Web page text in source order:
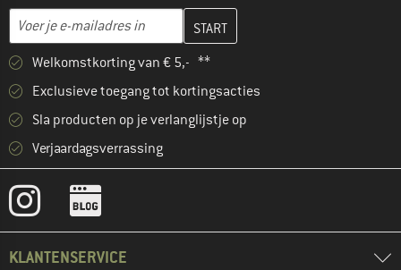
E-mailadres
Vul je e-mailadres hier in en maak in de volgende stap je
Welkomstkorting van € 5,- **
Exclusieve toegang tot kortingsacties
Sla producten op je verlanglijstje op
Verjaardagsverrassing
KLANTENSERVICE